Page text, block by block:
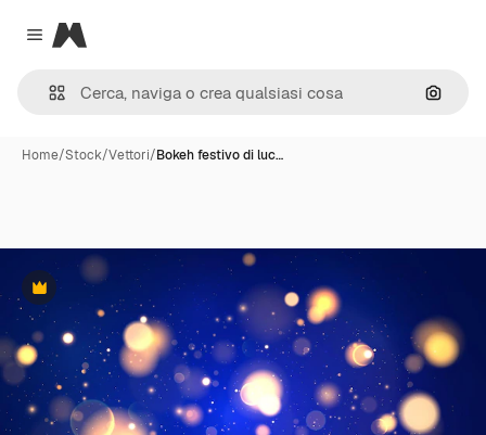
Close menu
Magnific
Cerca
Home/Stock/Vettori/Bokeh festivo di luc…
Premium